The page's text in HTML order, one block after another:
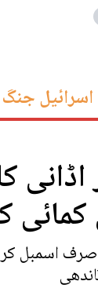
اسرائیل جنگ
اسمبل